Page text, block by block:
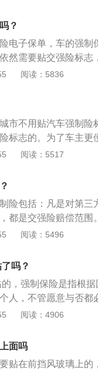
消粘贴：取消粘贴
供电子保单查看的。
，并处以应缴强制保
用或制造“假”保险
千的罚款，构成犯罪
？
电子保单，车的强制
然需要贴交强险标志
保险机动车发生道路
道路上行驶的机动车
得上路行驶。
阅读：5836
市不用贴汽车强制险
标志的。为了车主更
行了电子保单就不用
保险，汽车只要在车
阅读：5517
险包括：凡是对第三
都是交强险赔偿范围
费采取滞纳罚金；3
3、把撕下来的强制
的前挡风玻璃的右上
阅读：5496
吗？
，强制保险是指根据
人，不管愿意与否
任强制保险规定为强
行政法规规定必须保
合同。
阅读：4906
面吗
贴在前挡风玻璃上的